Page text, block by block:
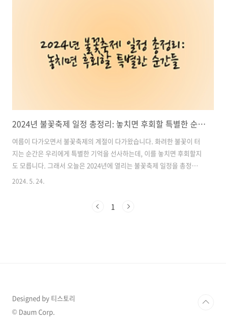
국제불빛축제 전체 일정 2. 프로그램 일정별 정리 3...
2024년 불꽃축제 일정 총정리: 놓치면 후회할 특별한 순간들
여름이 다가오면서 불꽃축제의 계절이 다가왔습니다. 화려한 불꽃이 터
지는 순간은 우리에게 특별한 기억을 선사하는데, 이를 놓치면 후회할지
도 모릅니다. 그래서 오늘은 2024년에 열리는 불꽃축제 일정을 총정리하
여 소개해드리려고 합니다. 여행 계획을 세우거나 특별한 순간을 만들고
함께하는 불꽃축제 여행은 당신에게 빛나는 추억을 선사할 것입니다. 그
2024. 5. 24.
1
Designed by 티스토리
© Daum Corp.